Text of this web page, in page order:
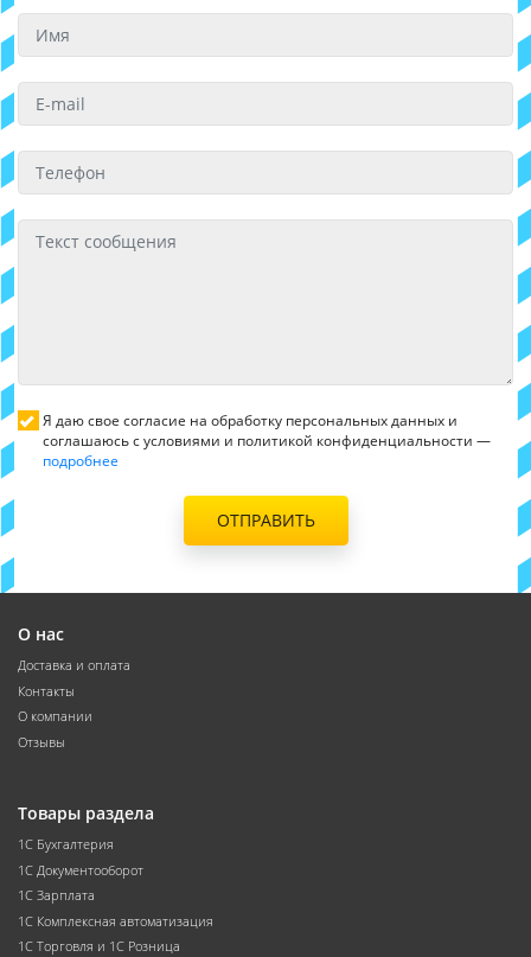
Я даю свое согласие на обработку персональных данных и
соглашаюсь с условиями и политикой конфиденциальности —
подробнее
ОТПРАВИТЬ
О нас
Доставка и оплата
Контакты
О компании
Отзывы
Товары раздела
1С Бухгалтерия
1С Документооборот
1С Зарплата
1С Комплексная автоматизация
1С Торговля и 1С Розница